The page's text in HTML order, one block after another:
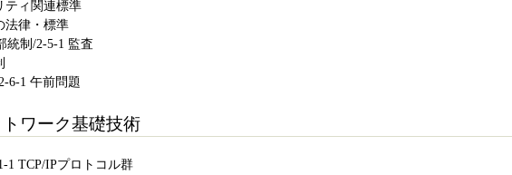
ティ関連標準
法律・標準
統制/2-5-1 監査
6-1 午前問題
ワーク基礎技術
1 TCP/IPプロトコル群